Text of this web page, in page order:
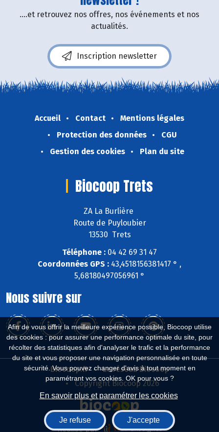
Afin de vous offrir la meilleure expérience possible, Biocoop utilise
des cookies : pour assurer une performance optimale du site, pour
récolter des statistiques afin d'analyser le trafic et la performance
du site et vous proposer une navigation personnalisée en toute
sécurité. Vous pouvez changer d'avis à tout moment en
paramétrant vos cookies. OK pour vous ?
En savoir plus et paramétrer les cookies
Je refuse J'accepte
....et retrouvez nos offres, nos événements et nos
actualités.
Inscription newsletter
Accueil Contact
Mentions légales
Protection des données
CGU
Gestion des cookies
Plan du site
Biocoop Trets
ZA La Burlière
Route de Puyloubier
13530 Trets
Téléphone : 04 42 69 31 47
Coordonnées GPS : 43,4518156381417 ° ,
5,68180497056961 °
Nous suivre sur
Biocoop.fr
Le réseau Biocoop
Copyright Biocoop 2026
Réalisé par